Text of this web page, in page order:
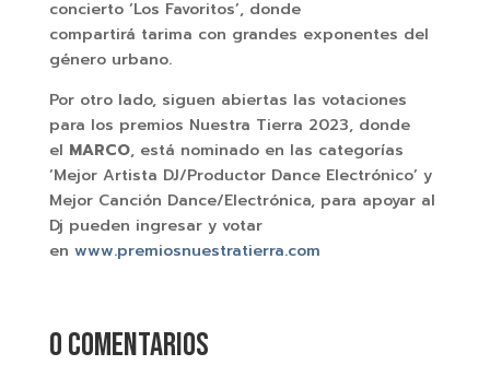
concierto ‘Los Favoritos’, donde
compartirá tarima con grandes exponentes del
género urbano.
Por otro lado, siguen abiertas las votaciones
para los premios Nuestra Tierra 2023, donde
el MARCO, está nominado en las categorías
‘Mejor Artista DJ/Productor Dance Electrónico’ y
Mejor Canción Dance/Electrónica, para apoyar al
Dj pueden ingresar y votar
en www.premiosnuestratierra.com
0 comentarios